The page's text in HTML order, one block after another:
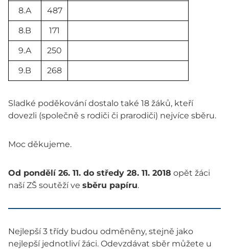
8.A 487
8.B 171
9.A 250
9.B 268
Sladké poděkování dostalo také 18 žáků, kteří
dovezli (společně s rodiči či prarodiči) nejvíce sběru.
Moc děkujeme.
Od pondělí 26. 11. do středy 28. 11. 2018 opět žáci
naší ZŠ soutěží ve sběru papíru.
Nejlepší 3 třídy budou odměněny, stejně jako
nejlepší jednotliví žáci. Odevzdávat sběr můžete u